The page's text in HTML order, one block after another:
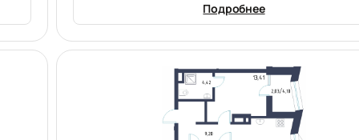
Подробнее